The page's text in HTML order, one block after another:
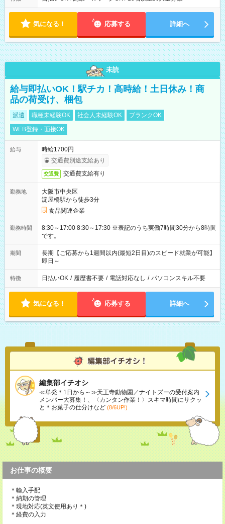
気になる！ 応募する 詳細へ
未読
給与即払いOK！駅チカ！高時給！土日休み！商
品の荷受け、梱包
派遣 職種未経験OK 社会人未経験OK
ブランクOK
WEB登録・面接OK
給与
時給1700円
交通費別途支給あり
交通費 交通費支給有り
勤務地
大阪市中央区
淀屋橋駅から徒歩3分
食品関連企業
勤務時間
8:30～17:00 8:30～17:30 ※表記のうち実働7時間30分から8時間
です。
期間
長期【ご応募から1週間以内(最短2日目)のスピード就業が可能】
即日～
特徴 日払いOK / 履歴書不要 / 電話対応なし / パソコンスキル不要
気になる！ 応募する 詳細へ
編集部イチオシ
≪単発＊1日から～≫天王寺動物園／ナイトズーの受付案内
メンバー大募集！、〈カンタン作業！〉スキマ時間にサクッ
と＊お菓子の仕分けなど (8/6UP!)
お仕事の概要
＊輸入手配
＊納期の管理
＊現地対応(英文使用あり＊)
＊経費の入力